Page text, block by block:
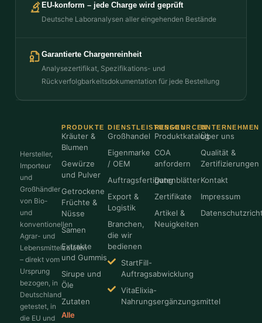
EU-konform – jede Charge wird geprüft
Deutsche Laboranalysen aller eingehenden Bestände
Garantierte Chargenreinheit
Analysezertifikat, Spezifikations- und
Rückverfolgbarkeitsdokumentation für jede Bestellung
Hersteller,
Importeur
und
Großhändler
von Bio-
und
konventionellen
Agrar- und
Lebensmittelzutaten
– direkt vom
Ursprung
bezogen, in
Deutschland
getestet, in
die EU und
PRODUKTE
Kräuter &
Blumen
Gewürze
und Pulver
Getrockene
Früchte &
Nüsse
Samen
Extrakte
und Gummis
Sirupe und
Öle
Zutaten
Alle
DIENSTLEISTUNGEN
Großhandel
Eigenmarke
/ OEM
Auftragsfertigung
Export &
Logistik
Branchen,
die wir
bedienen
StartFill-
Auftragsabwicklung
VitaElixia-
Nahrungsergänzungsmittel
RESSOURCEN
Produktkatalog
COA
anfordern
Datenblätter
Zertifikate
Artikel &
Neuigkeiten
UNTERNEHMEN
Über uns
Qualität &
Zertifizierungen
Kontakt
Impressum